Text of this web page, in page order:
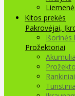
Kitos prekės
Pakrovėjai,
Išorinės
Prožektoriai